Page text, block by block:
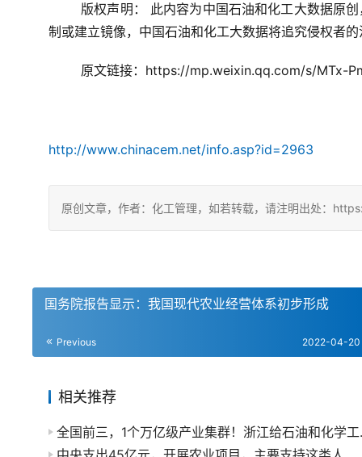
版权声明： 此内容为中国石油和化工大数据原
制或建立镜像，中国石油和化工大数据将追究侵权者
原文链接： https://mp.weixin.qq.com/s/MTx-
http://www.chinacem.net/info.asp?id=2963
原创文章，作者：化工管理，如若转载，请注明出处：
国务院报告显示：我国现代农业经营体系初步形成
Previous 2022-04-20
相关推荐
全国前